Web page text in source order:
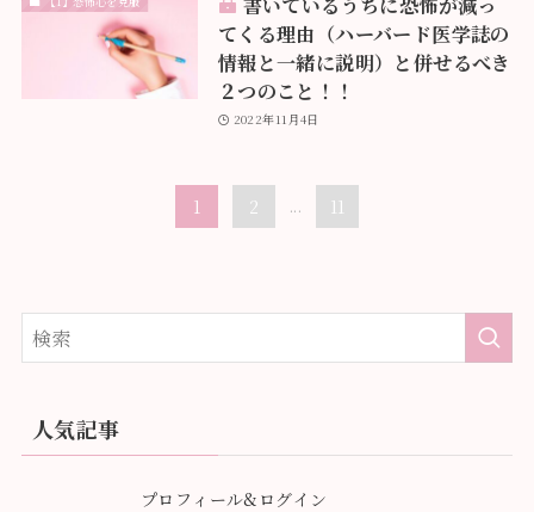
てくる理由（ハーバード医学誌の
情報と一緒に説明）と併せるべき
２つのこと！！
2022年11月4日
1 2 ... 11
人気記事
プロフィール&ログイン